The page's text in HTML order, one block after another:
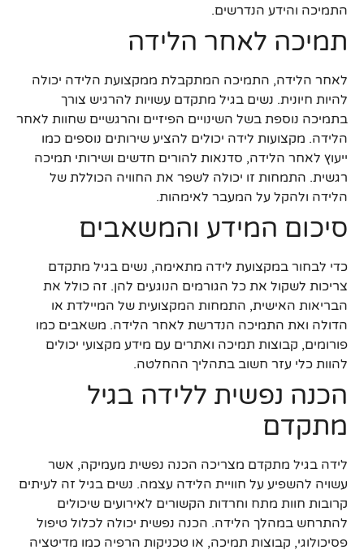
התמיכה והידע הנדרשים.
תמיכה לאחר הלידה
לאחר הלידה, התמיכה המתקבלת ממקצועת הלידה יכולה
להיות חיונית. נשים בגיל מתקדם עשויות להרגיש צורך
בתמיכה נוספת בשל השינויים הפיזיים והרגשיים שחוות לאחר
הלידה. מקצועות לידה יכולים להציע שירותים נוספים כמו
ייעוץ לאחר הלידה, סדנאות להורים חדשים ושירותי תמיכה
רגשית. התמחות זו יכולה לשפר את החוויה הכוללת של
הלידה ולהקל על המעבר לאימהות.
סיכום המידע והמשאבים
כדי לבחור במקצועת לידה מתאימה, נשים בגיל מתקדם
צריכות לשקול את כל הגורמים הנוגעים להן. זה כולל את
הבריאות האישית, התמחות המקצועית של המיילדת או
הדולה ואת התמיכה הנדרשת לאחר הלידה. משאבים כמו
פורומים, קבוצות תמיכה ואתרים עם מידע מקצועי יכולים
להוות כלי עזר חשוב בתהליך ההחלטה.
הכנה נפשית ללידה בגיל
מתקדם
לידה בגיל מתקדם מצריכה הכנה נפשית מעמיקה, אשר
עשויה להשפיע על חוויית הלידה עצמה. נשים בגיל זה לעיתים
קרובות חוות מתח וחרדות הקשורים לאירועים שיכולים
להתרחש במהלך הלידה. הכנה נפשית יכולה לכלול טיפול
פסיכולוגי, קבוצות תמיכה, או טכניקות הרפיה כמו מדיטציה